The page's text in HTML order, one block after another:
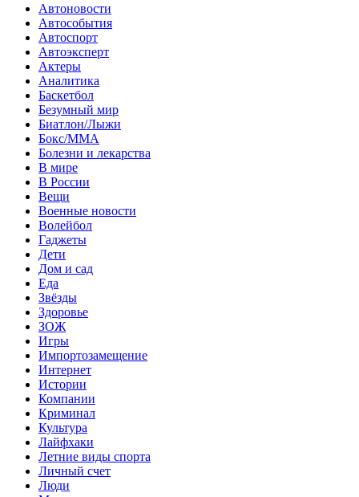
Автоновости
Автособытия
Автоспорт
Автоэксперт
Актеры
Аналитика
Баскетбол
Безумный мир
Биатлон/Лыжи
Бокс/MMA
Болезни и лекарства
В мире
В России
Вещи
Военные новости
Волейбол
Гаджеты
Дети
Дом и сад
Еда
Звёзды
Здоровье
ЗОЖ
Игры
Импортозамещение
Интернет
Истории
Компании
Криминал
Культура
Лайфхаки
Летние виды спорта
Личный счет
Люди